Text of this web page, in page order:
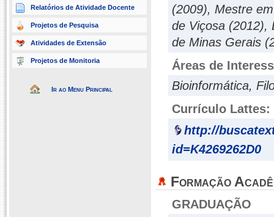
Relatórios de Atividade Docente
Projetos de Pesquisa
Atividades de Extensão
Projetos de Monitoria
Ir ao Menu Principal
(2009), Mestre
de Viçosa (2012),
de Minas Gerais
Áreas de
Bioinformática,
Currículo Lattes:
http://
id=K4269262D0
Formação
GRADUAÇÃO